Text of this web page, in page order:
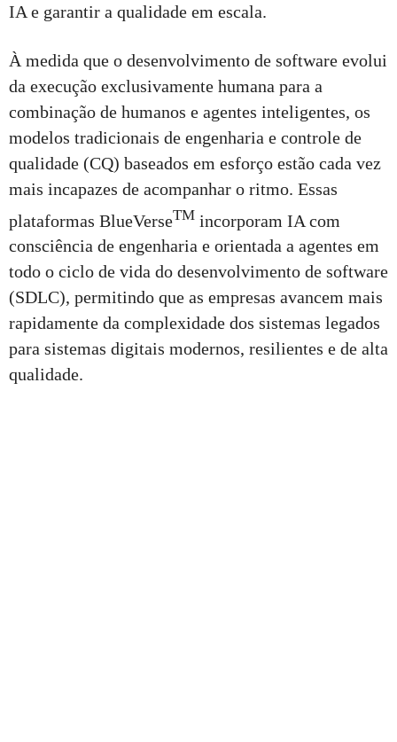
IA e garantir a qualidade em escala.
À medida que o desenvolvimento de software evolui
da execução exclusivamente humana para a
combinação de humanos e agentes inteligentes, os
modelos tradicionais de engenharia e controle de
qualidade (CQ) baseados em esforço estão cada vez
mais incapazes de acompanhar o ritmo. Essas
plataformas BlueVerseTM incorporam IA com
consciência de engenharia e orientada a agentes em
todo o ciclo de vida do desenvolvimento de software
(SDLC), permitindo que as empresas avancem mais
rapidamente da complexidade dos sistemas legados
para sistemas digitais modernos, resilientes e de alta
qualidade.